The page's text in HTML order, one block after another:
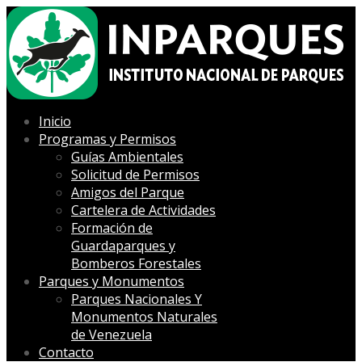
Inicio
Programas y Permisos
Guías Ambientales
Solicitud de Permisos
Amigos del Parque
Cartelera de Actividades
Formación de
Guardaparques y
Bomberos Forestales
Parques y Monumentos
Parques Nacionales Y
Monumentos Naturales
de Venezuela
Contacto